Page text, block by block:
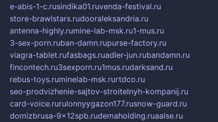
e-abis-1-c.rusindika01.ruvenda-festival.ru
store-brawlstars.rudooraleksandria.ru
antenna-highly.rumine-lab-msk.ru1-mus.ru
3-sex-porn.ruban-damn.rupurse-factory.ru
viagra-tablet.rufasbags.ruadler-jun.rubandamn.ru
fincontech.ru3sexporn.ru1mus.rudarksand.ru
rebus-toys.ruminelab-msk.rurtdco.ru
seo-prodvizhenie-sajtov-stroitelnyh-kompanij.ru
card-voice.rurulonnyygazon177.rusnow-guard.ru
domizbrusa-9x12spb.rudemaholding.ruaalse.ru